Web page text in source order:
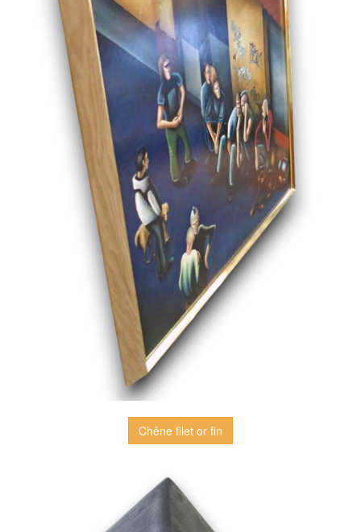
Chêne filet or fin